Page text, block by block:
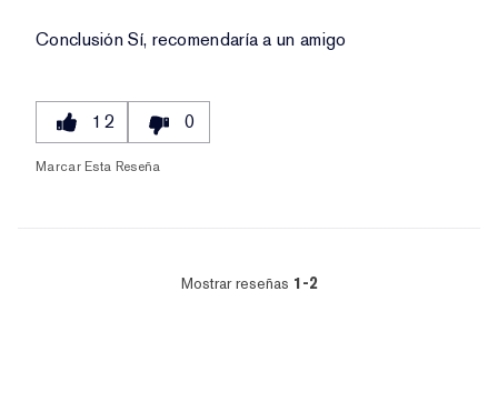
ConclusiónSí, recomendaría a un amigo
12 0
Marcar Esta Reseña
Mostrar reseñas 1-2